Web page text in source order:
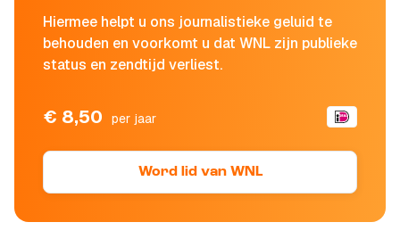
Hiermee helpt u ons journalistieke geluid te
behouden en voorkomt u dat WNL zijn publieke
status en zendtijd verliest.
€ 8,50 per jaar
Word lid van WNL